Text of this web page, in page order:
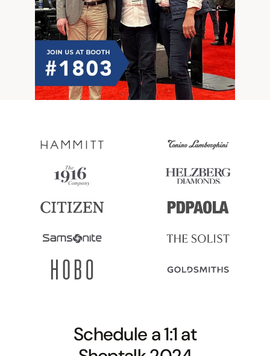
Schedule a 1:1 at